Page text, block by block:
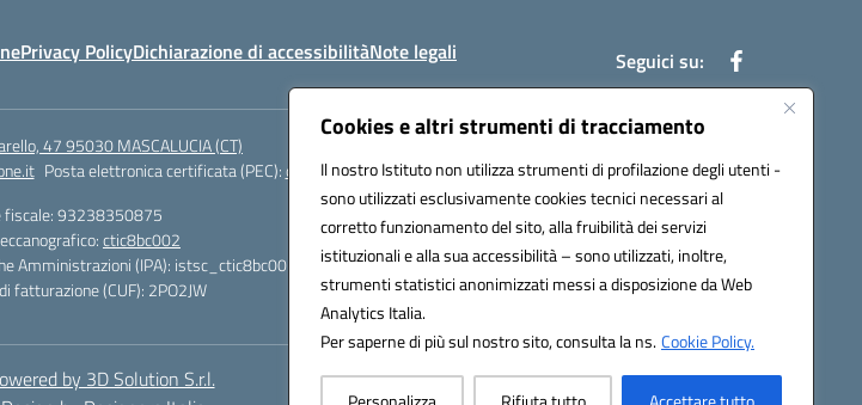
Cookies e altri strumenti di tracciamento
Il nostro Istituto non utilizza strumenti di profilazione degli utenti -
sono utilizzati esclusivamente cookies tecnici necessari al
corretto funzionamento del sito, alla fruibilità dei servizi
istituzionali e alla sua accessibilità – sono utilizzati, inoltre,
strumenti statistici anonimizzati messi a disposizione da Web
Analytics Italia.
Per saperne di più sul nostro sito, consulta la ns.Cookie Policy.
Privacy PolicyDichiarazione di accessibilitàNote legali Seguici su:
47 95030 MASCALUCIA (CT)
Posta elettronica certificata (PEC):ctic8bc002@pec.istruzione.it
fiscale: 93238350875
ctic8bc002
Amministrazioni (IPA): istsc_ctic8bc002
fatturazione (CUF): 2PO2JW
by 3D Solution S.r.l.